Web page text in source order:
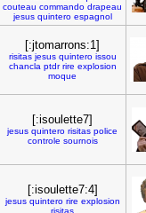
couteau commando drapeau
jesus quintero espagnol
[:jtomarrons:1]
risitas jesus quintero issou
chancla ptdr rire explosion
moque
[:isoulette7]
jesus quintero risitas police
controle sournois
[:isoulette7:4]
jesus quintero rire explosion
risitas